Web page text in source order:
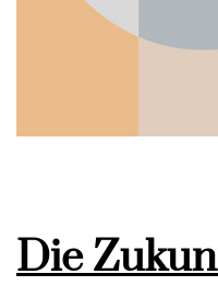
Die